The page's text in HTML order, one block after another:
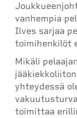
vanhempia
Ilves sarjaa
toimihenkilöt
Mikäli
yhteydessä
toimittaa